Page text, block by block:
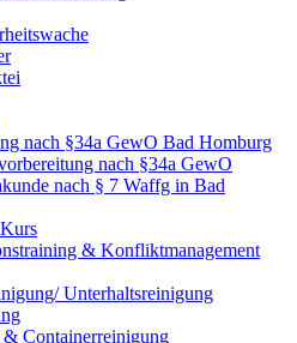
nach §34a GewO Bad Homburg
nach §34a GewO
nach § 7 Waffg in Bad
& Konfliktmanagement
Unterhaltsreinigung
& Containerreinigung